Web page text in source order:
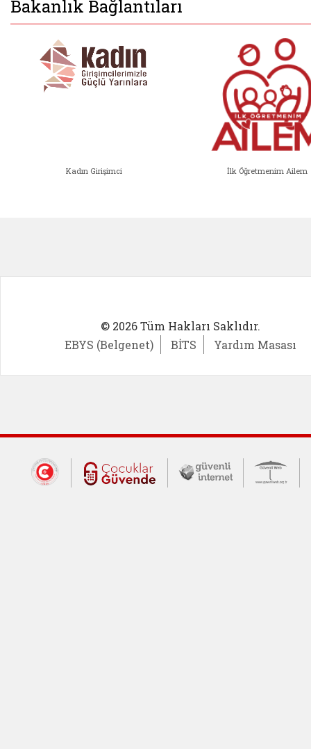
Bakanlık Bağlantıları
Kadın Girişimci İlk Öğretmenim Ailem
© 2026 Tüm Hakları Saklıdır.
EBYS (Belgenet)
BİTS Yardım Masası
Dış Bağlantılar
Cumhurbaşkanlığı İletişim Merkezi
Çocuklar Güvende (yeni
Güvenli